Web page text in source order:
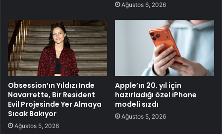
Ağustos 6, 2026
Obsession’ın Yıldızı Inde
Navarrette, Bir Resident
Evil Projesinde Yer Almaya
Sıcak Bakıyor
Ağustos 5, 2026
Apple’ın 20. yıl için
hazırladığı özel iPhone
modeli sızdı
Ağustos 5, 2026